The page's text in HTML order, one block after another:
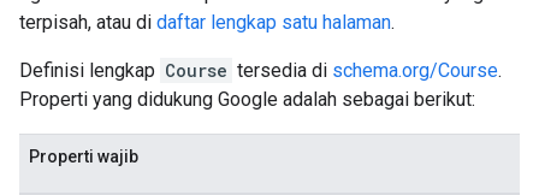
terpisah, atau di daftar lengkap satu halaman.
Definisi lengkap Course tersedia di schema.org/Course.
Properti yang didukung Google adalah sebagai berikut:
Properti wajib